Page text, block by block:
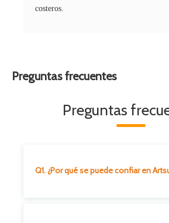
costeros.
Preguntas frecuentes
Preguntas
Q1. ¿Por qué se puede confiar en